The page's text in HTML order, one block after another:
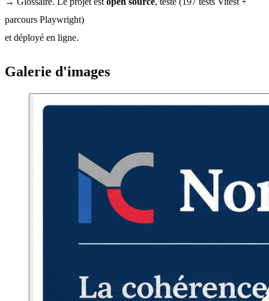
parcours Playwright)
et déployé en ligne.
Galerie d'images